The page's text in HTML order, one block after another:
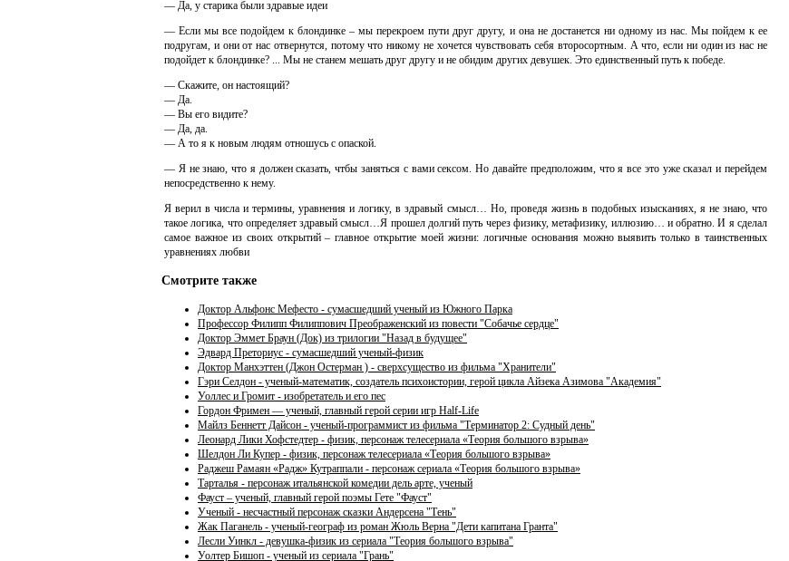
— Да, у старика были здравые идеи
— Если мы все подойдем к блондинке – мы перекроем пути друг другу, и она не достанется ни одному из нас. Мы пойдем к ее
подругам, и они от нас отвернутся, потому что никому не хочется чувствовать себя второсортным. А что, если ни один из нас не
подойдет к блондинке? ... Мы не станем мешать друг другу и не обидим других девушек. Это единственный путь к победе.
— Скажите, он настоящий?
— Да.
— Вы его видите?
— Да, да.
— А то я к новым людям отношусь с опаской.
— Я не знаю, что я должен сказать, чтбы заняться с вами сексом. Но давайте предположим, что я все это уже сказал и перейдем
непосредственно к нему.
Я верил в числа и термины, уравнения и логику, в здравый смысл… Но, проведя жизнь в подобных изысканиях, я не знаю, что
такое логика, что определяет здравый смысл…Я прошел долгий путь через физику, метафизику, иллюзию… и обратно. И я сделал
самое важное из своих открытий – главное открытие моей жизни: логичные основания можно выявить только в таинственных
уравнениях любви
Смотрите также
Доктор Альфонс Мефесто - сумасшедший ученый из Южного Парка
Профессор Филипп Филиппович Преображенский из повести "Собачье сердце"
Доктор Эммет Браун (Док) из трилогии "Назад в будущее"
Эдвард Преториус - сумасшедший ученый-физик
Доктор Манхэттен (Джон Остерман ) - сверхсущество из фильма "Хранители"
Гэри Селдон - ученый-математик, создатель психоистории, герой цикла Айзека Азимова "Академия"
Уоллес и Громит - изобретатель и его пес
Гордон Фримен — ученый, главный герой серии игр Half-Life
Майлз Беннетт Дайсон - ученый-программист из фильма "Терминатор 2: Судный день"
Леонард Лики Хофстедтер - физик, персонаж телесериала «Теория большого взрыва»
Шелдон Ли Купер - физик, персонаж телесериала «Теория большого взрыва»
Раджеш Рамаян «Радж» Кутраппали - персонаж сериала «Теория большого взрыва»
Тарталья - персонаж итальянской комедии дель арте, ученый
Фауст – ученый, главный герой поэмы Гете "Фауст"
Ученый - несчастный персонаж сказки Андерсена "Тень"
Жак Паганель - ученый-географ из роман Жюль Верна "Дети капитана Гранта"
Лесли Уинкл - девушка-физик из сериала "Теория большого взрыва"
Уолтер Бишоп - ученый из сериала "Грань"